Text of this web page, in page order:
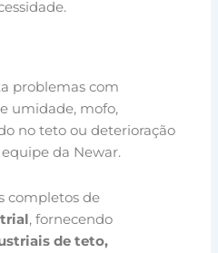
problemas com
umidade, mofo,
no teto ou deterioração
da Newar.
completos de
, fornecendo
de teto,